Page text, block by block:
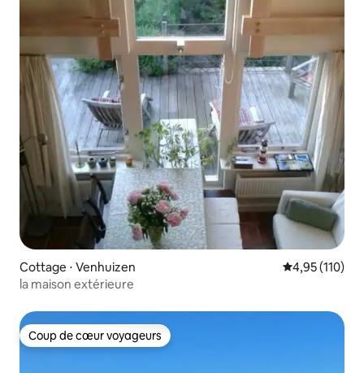
Cottage ⋅ Venhuizen Évaluation
4,95 (110)
la maison extérieure
Coup de cœur voyageurs
Coup de cœur voyageurs